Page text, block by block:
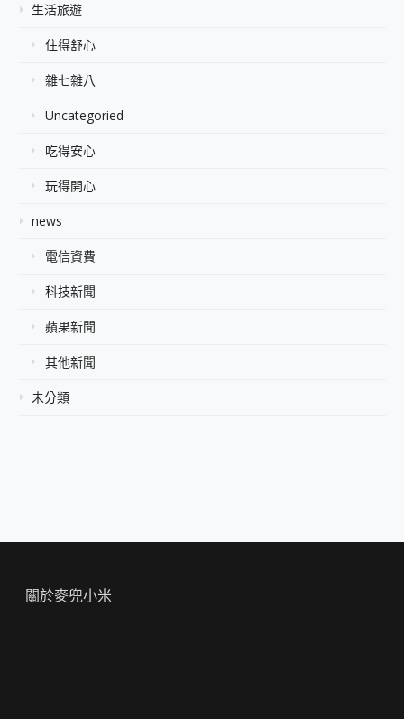
生活旅遊
住得舒心
雜七雜八
Uncategoried
吃得安心
玩得開心
news
電信資費
科技新聞
蘋果新聞
其他新聞
未分類
關於麥兜小米